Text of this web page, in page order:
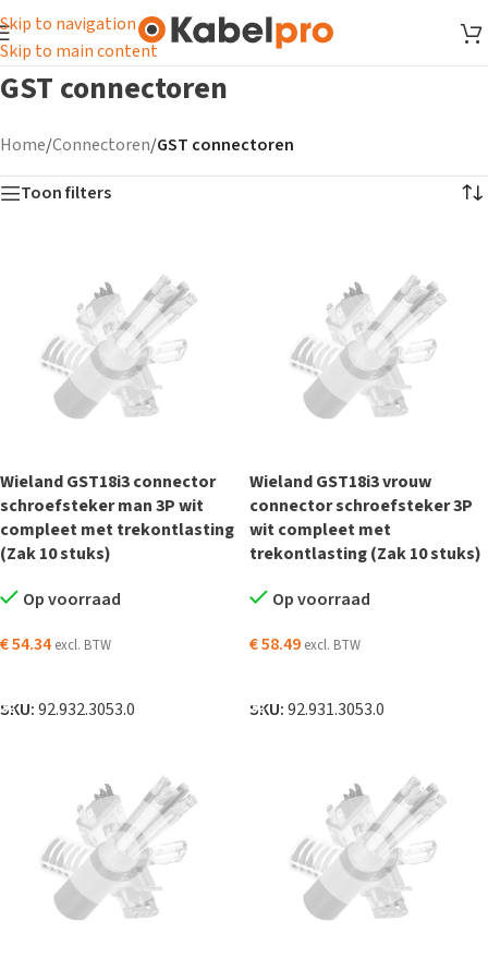
Skip to navigation
Skip to main content
GST connectoren
Home/Connectoren/GST connectoren
Toon filters
Wieland GST18i3 connector
schroefsteker man 3P wit
compleet met trekontlasting
(Zak 10 stuks)
Op voorraad
€54.34 excl. BTW
SKU:92.932.3053.0
Wieland GST18i3 vrouw
connector schroefsteker 3P
wit compleet met
trekontlasting (Zak 10 stuks)
Op voorraad
€58.49 excl. BTW
SKU:92.931.3053.0